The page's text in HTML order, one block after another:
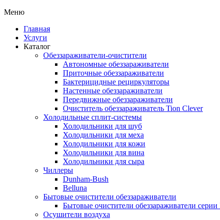
Меню
Главная
Услуги
Каталог
Обеззараживатели-очистители
Автономные обеззараживатели
Приточные обеззараживатели
Бактерицидные рециркуляторы
Настенные обеззараживатели
Передвижные обеззараживатели
Очиститель обеззараживатель Tion Clever
Холодильные сплит-системы
Холодильники для шуб
Холодильники для меха
Холодильники для кожи
Холодильники для вина
Холодильники для сыра
Чиллеры
Dunham-Bush
Belluna
Бытовые очистители обеззараживатели
Бытовые очистители обеззараживатели серии
Осушители воздуха